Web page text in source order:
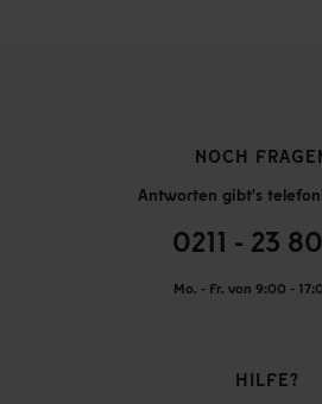
NOCH
Antworten gibt's
0211 - 23
Mo. - Fr. von 9:00 -
HILFE?